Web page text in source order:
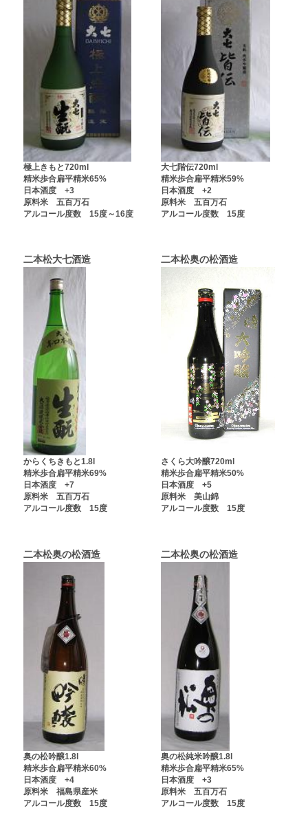
極上きもと720ml
精米歩合扁平精米65%
日本酒度 +3
原料米 五百万石
アルコール度数 15度～16度
大七階伝720ml
精米歩合扁平精米59%
日本酒度 +2
原料米 五百万石
アルコール度数 15度
二本松大七酒造
からくちきもと1.8l
精米歩合扁平精米69%
日本酒度 +7
原料米 五百万石
アルコール度数 15度
二本松奥の松酒造
さくら大吟醸720ml
精米歩合扁平精米50%
日本酒度 +5
原料米 美山錦
アルコール度数 15度
二本松奥の松酒造
奥の松吟醸1.8l
精米歩合扁平精米60%
日本酒度 +4
原料米 福島県産米
アルコール度数 15度
二本松奥の松酒造
奥の松純米吟醸1.8l
精米歩合扁平精米65%
日本酒度 +3
原料米 五百万石
アルコール度数 15度